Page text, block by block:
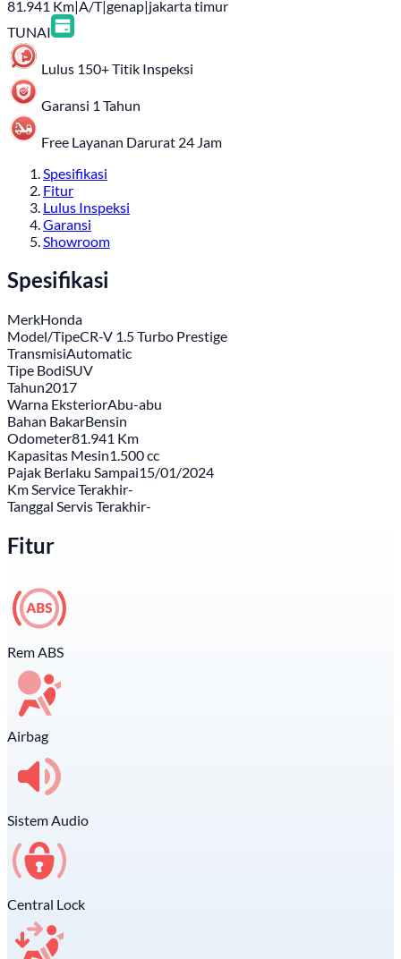
81.941 Km|A/T|genap|jakarta timur
TUNAI
Lulus 150+ Titik Inspeksi
Garansi 1 Tahun
Free Layanan Darurat 24 Jam
Spesifikasi
Fitur
Lulus Inspeksi
Garansi
Showroom
Spesifikasi
MerkHonda
Model/TipeCR-V 1.5 Turbo Prestige
TransmisiAutomatic
Tipe BodiSUV
Tahun2017
Warna EksteriorAbu-abu
Bahan BakarBensin
Odometer81.941 Km
Kapasitas Mesin1.500 cc
Pajak Berlaku Sampai15/01/2024
Km Service Terakhir-
Tanggal Servis Terakhir-
Fitur
Rem ABS
Airbag
Sistem Audio
Central Lock